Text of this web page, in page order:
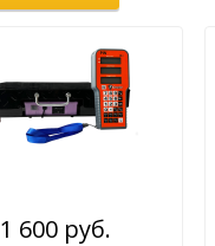
600 руб.